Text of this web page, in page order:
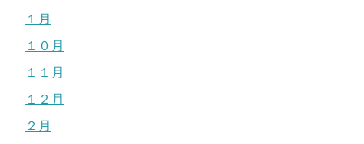
１月
１０月
１１月
１２月
２月